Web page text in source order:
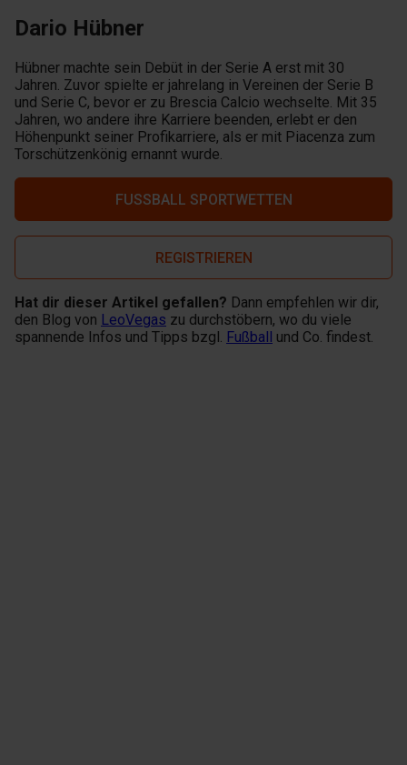
Dario Hübner
Hübner machte sein Debüt in der Serie A erst mit 30
Jahren. Zuvor spielte er jahrelang in Vereinen der Serie B
und Serie C, bevor er zu Brescia Calcio wechselte. Mit 35
Jahren, wo andere ihre Karriere beenden, erlebt er den
Höhenpunkt seiner Profikarriere, als er mit Piacenza zum
Torschützenkönig ernannt wurde.
FUSSBALL SPORTWETTEN
REGISTRIEREN
Hat dir dieser Artikel gefallen? Dann empfehlen wir dir,
den Blog von LeoVegas zu durchstöbern, wo du viele
spannende Infos und Tipps bzgl. Fußball und Co. findest.